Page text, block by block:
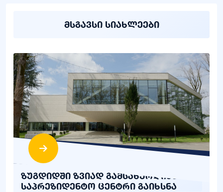
მსგავსი სიახლეები
ზუგდიდში ზვიად გამსახურდიას
საპრეზიდენტო ცენტრი გაიხსნა